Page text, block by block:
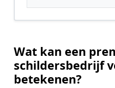
Wat kan een
schildersbedrijf
betekenen?